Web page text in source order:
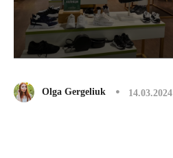
Olga Gergeliuk 14.03.2024